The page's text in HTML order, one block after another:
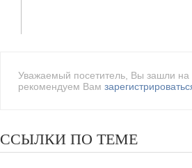
Уважаемый посетитель, Вы зашли на
рекомендуем Вам
ССЫЛКИ ПО ТЕМЕ